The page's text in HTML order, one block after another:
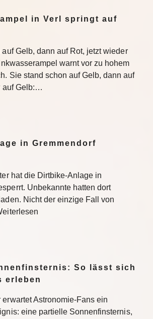
in Verl springt auf
Gelb, dann auf Rot, jetzt wieder
warnt vor zu hohem
Sie stand schon auf Gelb, dann auf
auf Gelb:…
in Gremmendorf
hat die Dirtbike-Anlage in
Unbekannte hatten dort
Nicht der einzige Fall von
So lässt sich
erleben
erwartet Astronomie-Fans ein
eine partielle Sonnenfinsternis,